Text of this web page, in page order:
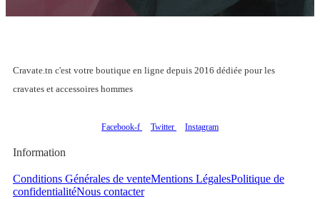
Cravate.tn c'est votre boutique en ligne depuis 2016 dédiée pour les
cravates et accessoires hommes
Facebook-f Twitter Instagram
Information
Conditions Générales de venteMentions LégalesPolitique de
confidentialitéNous contacter